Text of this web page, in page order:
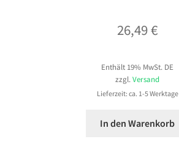
26,49€
Enthält 19% MwSt. DE
zzgl. Versand
Lieferzeit: ca. 1-5 Werktage
In den Warenkorb